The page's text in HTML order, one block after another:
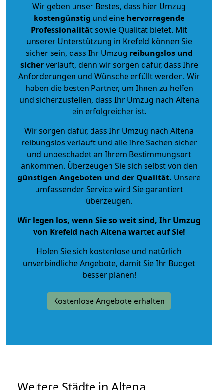
Wir geben unser Bestes, dass hier Umzug
kostengünstig und eine hervorragende
Professionalitätsowie Qualität bietet. Mit
unserer Unterstützung in Krefeld können Sie
sicher sein, dass Ihr Umzug reibungslos und
sicherverläuft, denn wir sorgen dafür, dass Ihre
Anforderungen und Wünsche erfüllt werden. Wir
haben die besten Partner, um Ihnen zu helfen
und sicherzustellen, dass Ihr Umzug nach Altena
ein erfolgreicher ist.
Wir sorgen dafür, dass Ihr Umzug nach Altena
reibungslos verläuft und alle Ihre Sachen sicher
und unbeschadet an Ihrem Bestimmungsort
ankommen. Überzeugen Sie sich selbst von den
günstigen Angeboten und der Qualität. Unsere
umfassender Service wird Sie garantiert
überzeugen.
Wir legen los, wenn Sie so weit sind, Ihr Umzug
von Krefeld nach Altena wartet auf Sie!
Holen Sie sich kostenlose und natürlich
unverbindliche Angebote, damit Sie Ihr Budget
besser planen!
Kostenlose Angebote erhalten
Weitere Städte in Altena